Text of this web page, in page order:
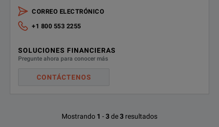
CORREO ELECTRÓNICO
+1 800 553 2255
SOLUCIONES FINANCIERAS
Pregunte ahora para conocer más
CONTÁCTENOS
Mostrando 1 -3de3 resultados